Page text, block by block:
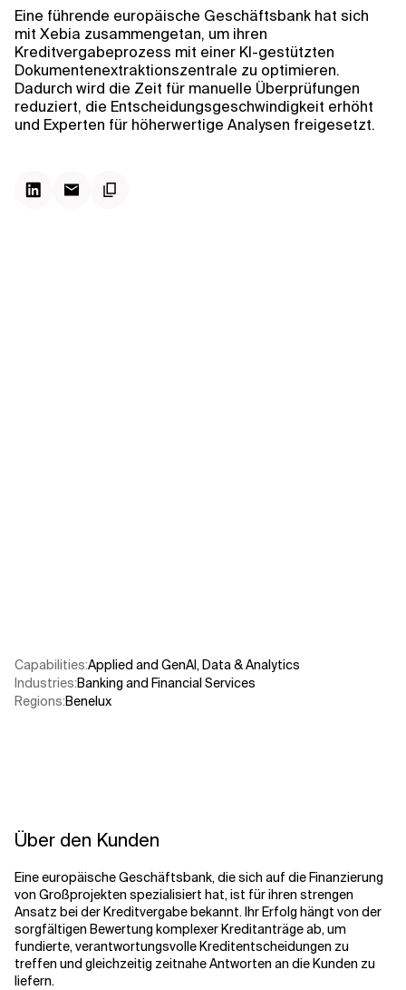
Eine führende europäische Geschäftsbank hat sich
mit Xebia zusammengetan, um ihren
Kreditvergabeprozess mit einer KI-gestützten
Dokumentenextraktionszentrale zu optimieren.
Dadurch wird die Zeit für manuelle Überprüfungen
reduziert, die Entscheidungsgeschwindigkeit erhöht
und Experten für höherwertige Analysen freigesetzt.
Capabilities:Applied and GenAI,Data & Analytics
Industries:Banking and Financial Services
Regions:Benelux
Über den Kunden
Eine europäische Geschäftsbank, die sich auf die Finanzierung
von Großprojekten spezialisiert hat, ist für ihren strengen
Ansatz bei der Kreditvergabe bekannt. Ihr Erfolg hängt von der
sorgfältigen Bewertung komplexer Kreditanträge ab, um
fundierte, verantwortungsvolle Kreditentscheidungen zu
treffen und gleichzeitig zeitnahe Antworten an die Kunden zu
liefern.